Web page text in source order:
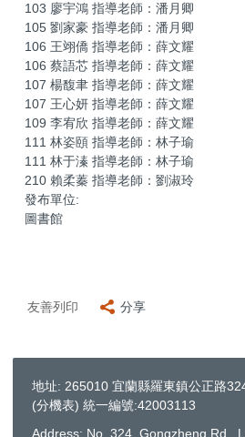
103 廖宇鴻 指導老師：潘月卿
105 劉家豪 指導老師：潘月卿
106 王翊僑 指導老師：薛文耀
106 蔡語芯 指導老師：薛文耀
107 楊馥聿 指導老師：薛文耀
107 王心妍 指導老師：薛文耀
109 李宥欣 指導老師：薛文耀
111 林姿頤 指導老師：林子瑜
111 林于溱 指導老師：林子瑜
210 賴柔蓁 指導老師：劉淑玲
發布單位:
圖書館
友善列印 分享
地址: 265010 宜蘭縣羅東鎮公正路
(分機表) 統一編號:42003113
Address: No. 324, Gongzheng Rd.,